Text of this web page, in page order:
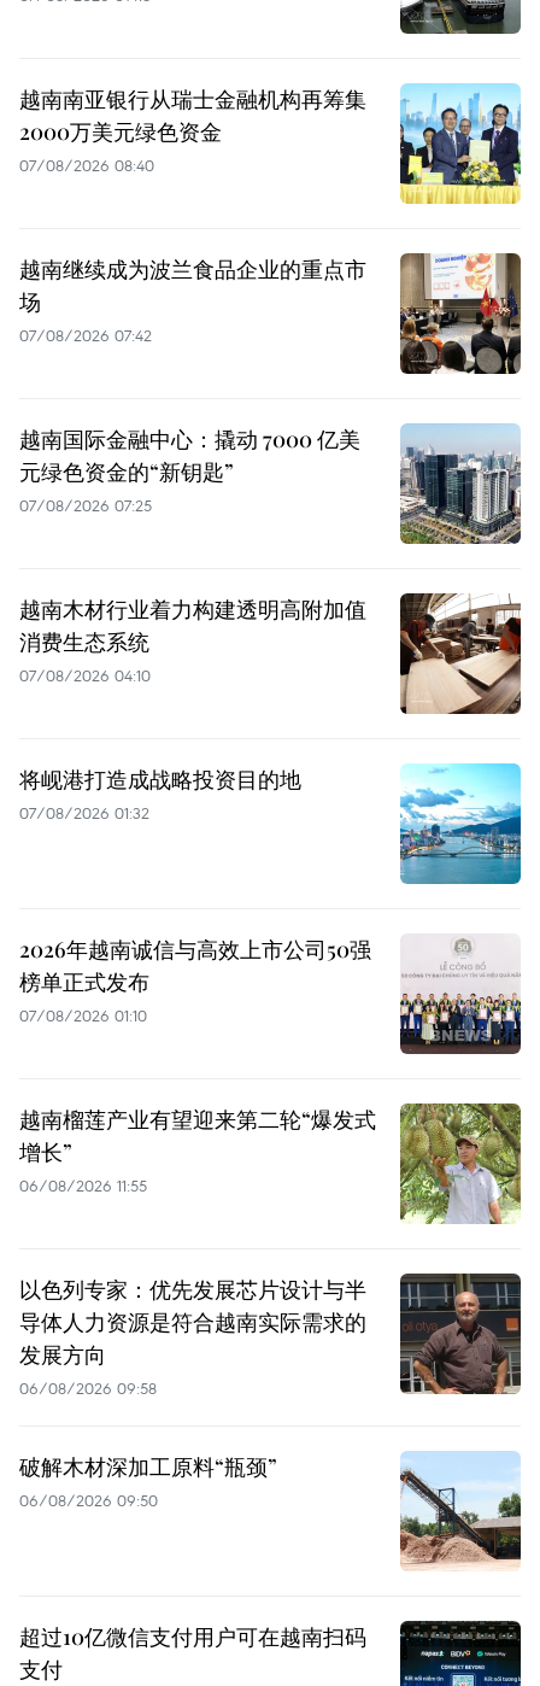
越南南亚银行从瑞士金融机构再筹集
2000万美元绿色资金
07/08/2026 08:40
越南继续成为波兰食品企业的重点市
场
07/08/2026 07:42
越南国际金融中心：撬动 7000 亿美
元绿色资金的“新钥匙”
07/08/2026 07:25
越南木材行业着力构建透明高附加值
消费生态系统
07/08/2026 04:10
将岘港打造成战略投资目的地
07/08/2026 01:32
2026年越南诚信与高效上市公司50强
榜单正式发布
07/08/2026 01:10
越南榴莲产业有望迎来第二轮“爆发式
增长”
06/08/2026 11:55
以色列专家：优先发展芯片设计与半
导体人力资源是符合越南实际需求的
发展方向
06/08/2026 09:58
破解木材深加工原料“瓶颈”
06/08/2026 09:50
超过10亿微信支付用户可在越南扫码
支付